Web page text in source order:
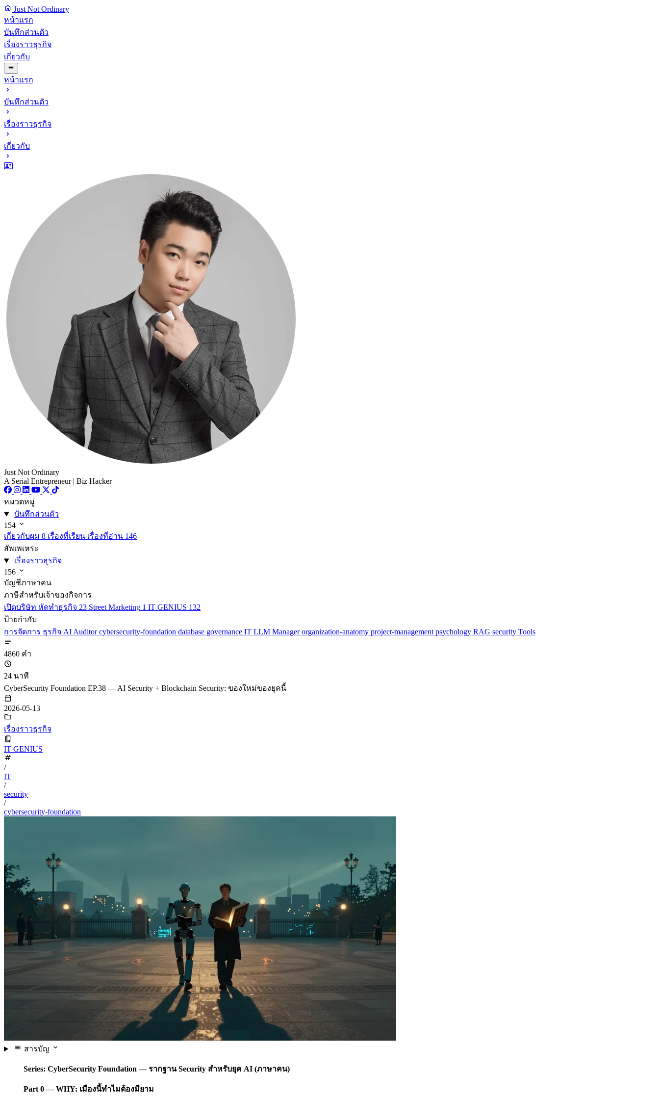
Just Not Ordinary
หน้าแรก
บันทึกส่วนตัว
เรื่องราวธุรกิจ
เกี่ยวกับ
หน้าแรก
บันทึกส่วนตัว
เรื่องราวธุรกิจ
เกี่ยวกับ
Just Not Ordinary
A Serial Entrepreneur | Biz Hacker
หมวดหมู่
บันทึกส่วนตัว
154
เกี่ยวกับผม 8 เรื่องที่เรียน เรื่องที่อ่าน 146
สัพเพเหระ
เรื่องราวธุรกิจ
156
บัญชีภาษาคน
ภาษีสำหรับเจ้าของกิจการ
เปิดบริษัท หัดทำธุรกิจ 23 Street Marketing 1 IT GENIUS 132
ป้ายกำกับ
การจัดการ ธุรกิจ AI Auditorcybersecurity-foundation database governance IT LLM Managerorganization-anatomy project-management psychology RAG security Tools
4860 คำ
24 นาที
CyberSecurity Foundation EP.38 — AI Security + Blockchain Security: ของใหม่ของยุคนี้
2026-05-13
เรื่องราวธุรกิจ
IT GENIUS
/
IT
/
security
/
cybersecurity-foundation
สารบัญ
Series: CyberSecurity Foundation — รากฐาน Security สำหรับยุค AI (ภาษาคน)
Part 0 — WHY: เมืองนี้ทำไมต้องมียาม